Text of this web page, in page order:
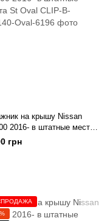
на крышу Nissan
2016- в штатные места
грн